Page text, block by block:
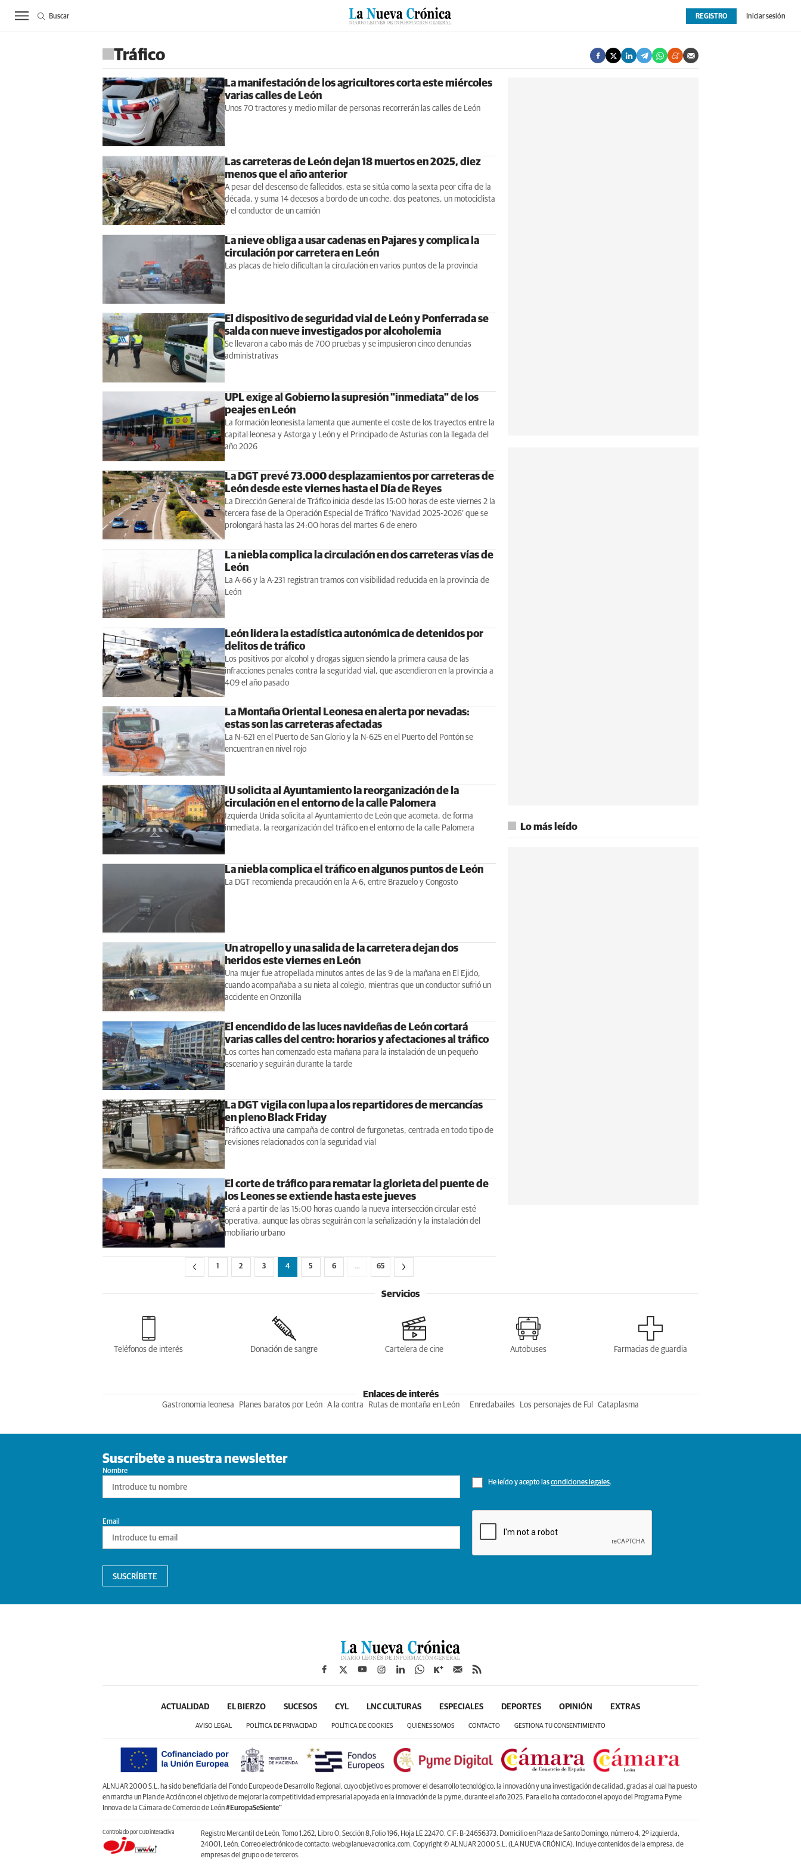
ACTUALIDAD BIERZO SUCESOS CULTURAS ESPECIALES DEPORTES OPINIÓN EXTRAS
REGISTRO Iniciar sesión
Buscar
Tráfico
La manifestación de los agricultores corta este miércoles
varias calles de León
Unos 70 tractores y medio millar de personas recorrerán las calles de León
Las carreteras de León dejan 18 muertos en 2025, diez
menos que el año anterior
A pesar del descenso de fallecidos, esta se sitúa como la sexta peor cifra de la
década, y suma 14 decesos a bordo de un coche, dos peatones, un motociclista
y el conductor de un camión
La nieve obliga a usar cadenas en Pajares y complica la
circulación por carretera en León
Las placas de hielo dificultan la circulación en varios puntos de la provincia
El dispositivo de seguridad vial de León y Ponferrada se
salda con nueve investigados por alcoholemia
Se llevaron a cabo más de 700 pruebas y se impusieron cinco denuncias
administrativas
UPL exige al Gobierno la supresión "inmediata" de los
peajes en León
La formación leonesista lamenta que aumente el coste de los trayectos entre la
capital leonesa y Astorga y León y el Principado de Asturias con la llegada del
año 2026
La DGT prevé 73.000 desplazamientos por carreteras de
León desde este viernes hasta el Día de Reyes
La Dirección General de Tráfico inicia desde las 15:00 horas de este viernes 2 la
tercera fase de la Operación Especial de Tráfico ‘Navidad 2025-2026’ que se
prolongará hasta las 24:00 horas del martes 6 de enero
La niebla complica la circulación en dos carreteras vías de
León
La A-66 y la A-231 registran tramos con visibilidad reducida en la provincia de
León
León lidera la estadística autonómica de detenidos por
delitos de tráfico
Los positivos por alcohol y drogas siguen siendo la primera causa de las
infracciones penales contra la seguridad vial, que ascendieron en la provincia a
409 el año pasado
La Montaña Oriental Leonesa en alerta por nevadas:
estas son las carreteras afectadas
La N-621 en el Puerto de San Glorio y la N-625 en el Puerto del Pontón se
encuentran en nivel rojo
IU solicita al Ayuntamiento la reorganización de la
circulación en el entorno de la calle Palomera
Izquierda Unida solicita al Ayuntamiento de León que acometa, de forma
inmediata, la reorganización del tráfico en el entorno de la calle Palomera
La niebla complica el tráfico en algunos puntos de León
La DGT recomienda precaución en la A-6, entre Brazuelo y Congosto
Un atropello y una salida de la carretera dejan dos
heridos este viernes en León
Una mujer fue atropellada minutos antes de las 9 de la mañana en El Ejido,
cuando acompañaba a su nieta al colegio, mientras que un conductor sufrió un
accidente en Onzonilla
El encendido de las luces navideñas de León cortará
varias calles del centro: horarios y afectaciones al tráfico
Los cortes han comenzado esta mañana para la instalación de un pequeño
escenario y seguirán durante la tarde
La DGT vigila con lupa a los repartidores de mercancías
en pleno Black Friday
Tráfico activa una campaña de control de furgonetas, centrada en todo tipo de
revisiones relacionados con la seguridad vial
El corte de tráfico para rematar la glorieta del puente de
los Leones se extiende hasta este jueves
Será a partir de las 15:00 horas cuando la nueva intersección circular esté
operativa, aunque las obras seguirán con la señalización y la instalación del
mobiliario urbano
1 2 3 4 5 6 … 65
Lo más leído
Servicios
Teléfonos de interés Donación de sangre Cartelera de cine Autobuses Farmacias de guardia
Enlaces de interés
Gastronomia leonesa Planes baratos por León A la contra Rutas de montaña en León Enredabailes Los personajes de Ful Cataplasma
Suscríbete a nuestra newsletter
Nombre
He leído y acepto lascondiciones legales.
Email
SUSCRÍBETE
ACTUALIDAD EL BIERZO SUCESOS CYL LNC CULTURAS ESPECIALES DEPORTES OPINIÓN EXTRAS
AVISO LEGAL POLÍTICA DE PRIVACIDAD POLÍTICA DE COOKIES QUIÉNES SOMOS CONTACTO GESTIONA TU CONSENTIMIENTO
ALNUAR 2000 S.L. ha sido beneficiaria del Fondo Europeo de Desarrollo Regional, cuyo objetivo es promover el desarrollo tecnológico, la innovación y una investigación de calidad, gracias al cual ha puesto
en marcha un Plan de Acción con el objetivo de mejorar la competitividad empresarial apoyada en la innovación de la pyme, durante el año 2025. Para ello ha contado con el apoyo del Programa Pyme
Innova de la Cámara de Comercio de León#EuropaSeSiente”
Controlado por OJDinteractiva
Registro Mercantil de León, Tomo 1.262, Libro O, Sección 8,Folio 196, Hoja LE 22470. CIF: B-24656373. Domicilio en Plaza de Santo Domingo, número 4, 2º izquierda,
24001, León. Correo electrónico de contacto: web@lanuevacronica.com. Copyright © ALNUAR 2000 S.L. (LA NUEVA CRÓNICA). Incluye contenidos de la empresa, de
empresas del grupo o de terceros.